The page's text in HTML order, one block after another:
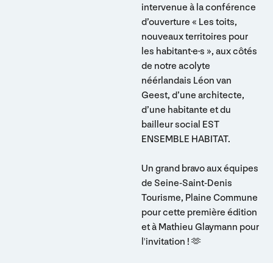
intervenue à la conférence
d’ouverture « Les toits,
nouveaux territoires pour
les habitant·e·s », aux côtés
de notre acolyte
néérlandais Léon van
Geest, d’une architecte,
d’une habitante et du
bailleur social EST
ENSEMBLE HABITAT.
Un grand bravo aux équipes
de Seine-Saint-Denis
Tourisme, Plaine Commune
pour cette première édition
et à Mathieu Glaymann pour
l'invitation ! 🫶